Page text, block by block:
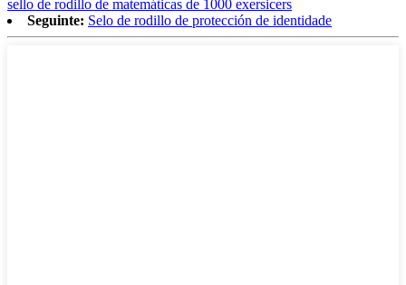
sello de rodillo de matemáticas de 1000 exersicers
Seguinte: Selo de rodillo de protección de identidade